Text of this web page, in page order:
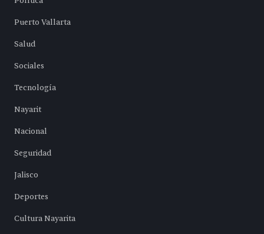
Puerto Vallarta
Salud
Sociales
Tecnología
Nayarit
Nacional
Seguridad
Jalisco
Deportes
Cultura Nayarita